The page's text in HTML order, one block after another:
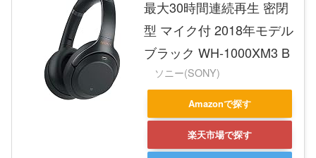
最大30時間連続再生 密閉
型 マイク付 2018年モデル
ブラック WH-1000XM3 B
ソニー(SONY)
Amazonで探す
楽天市場で探す